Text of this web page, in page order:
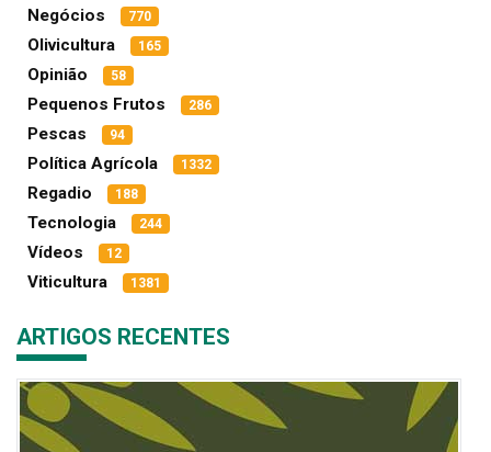
Negócios 770
Olivicultura 165
Opinião 58
Pequenos Frutos 286
Pescas 94
Política Agrícola 1332
Regadio 188
Tecnologia 244
Vídeos 12
Viticultura 1381
ARTIGOS RECENTES